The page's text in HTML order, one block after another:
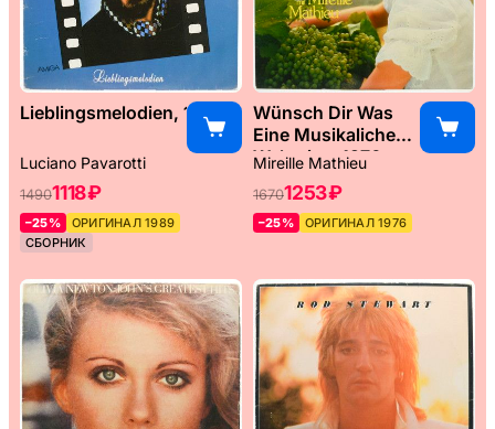
Lieblingsmelodien, 1989
Luciano Pavarotti
14901118 ₽
–25%
ОРИГИНАЛ 1989
СБОРНИК
Wünsch Dir Was
Eine Musikaliche
Weltreise, 1976
Mireille Mathieu
16701253 ₽
–25% ОРИГИНАЛ 1976